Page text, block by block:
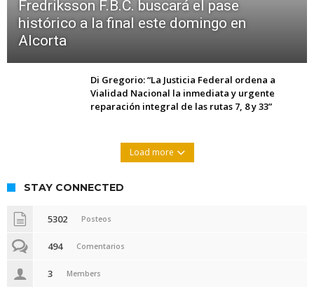
Fredriksson F.B.C. buscará el pase
histórico a la final este domingo en
Alcorta
Di Gregorio: “La Justicia Federal ordena a
Vialidad Nacional la inmediata y urgente
reparación integral de las rutas 7, 8 y 33”
Load more
STAY CONNECTED
5302 Posteos
494 Comentarios
3 Members